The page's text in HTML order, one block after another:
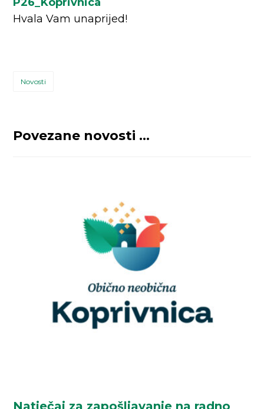
Hvala Vam unaprijed!
Novosti
Povezane novosti ...
Natječaj za zapošljavanje na radno